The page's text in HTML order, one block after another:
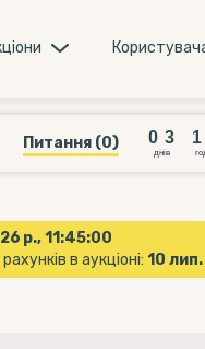
Питання (0)
0
0
3
3
днiв
1
1
р., 11:45:00
в аукціоні: 10